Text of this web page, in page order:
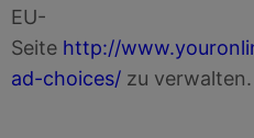
EU-
Seite http://
ad-choices/ zu verwalten.